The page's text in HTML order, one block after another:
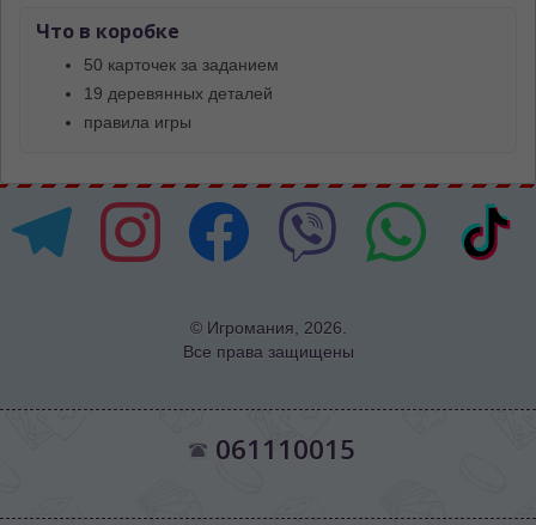
Что в коробке
50 карточек за заданием
19 деревянных деталей
правила игры
© Игромания, 2026.
Все права защищены
061110015